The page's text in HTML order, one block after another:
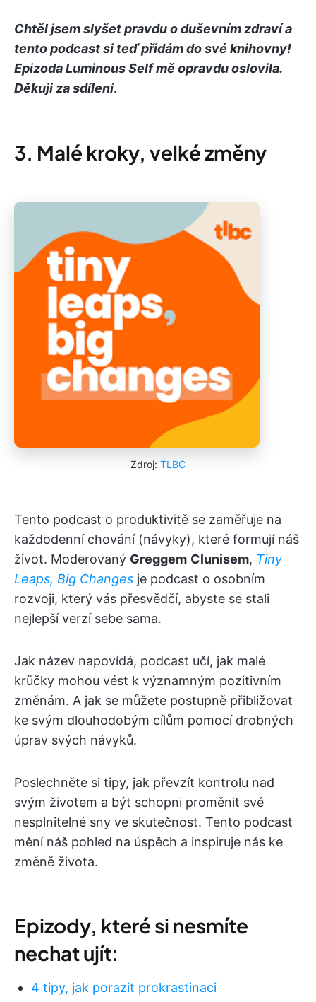
Chtěl jsem slyšet pravdu o duševním zdraví a
tento podcast si teď přidám do své knihovny!
Epizoda Luminous Self mě opravdu oslovila.
Děkuji za sdílení.
3. Malé kroky, velké změny
Zdroj: TLBC
Tento podcast o produktivitě se zaměřuje na
každodenní chování (návyky), které formují náš
život. Moderovaný Greggem Clunisem, Tiny
Leaps, Big Changes je podcast o osobním
rozvoji, který vás přesvědčí, abyste se stali
nejlepší verzí sebe sama.
Jak název napovídá, podcast učí, jak malé
krůčky mohou vést k významným pozitivním
změnám. A jak se můžete postupně přibližovat
ke svým dlouhodobým cílům pomocí drobných
úprav svých návyků.
Poslechněte si tipy, jak převzít kontrolu nad
svým životem a být schopni proměnit své
nesplnitelné sny ve skutečnost. Tento podcast
mění náš pohled na úspěch a inspiruje nás ke
změně života.
Epizody, které si nesmíte
nechat ujít:
4 tipy, jak porazit prokrastinaci